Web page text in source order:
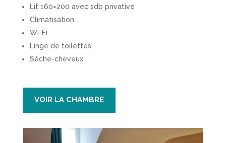
Lit 160×200 avec sdb privative
Climatisation
Wi-Fi
Linge de toilettes
Sèche-cheveux
VOIR LA CHAMBRE